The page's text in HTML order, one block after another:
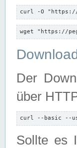
curl -O "https://
wget "https://
Der
über
curl --basic --
Sollte es